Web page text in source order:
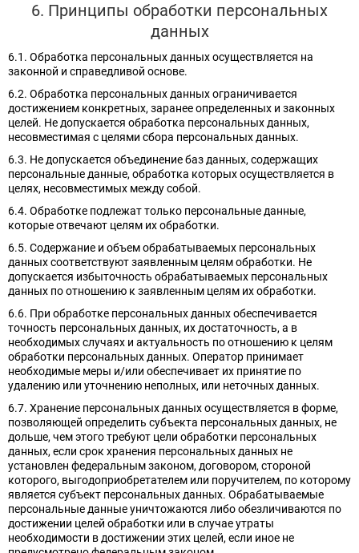
6. Принципы обработки персональных
данных
6.1. Обработка персональных данных осуществляется на
законной и справедливой основе.
6.2. Обработка персональных данных ограничивается
достижением конкретных, заранее определенных и законных
целей. Не допускается обработка персональных данных,
несовместимая с целями сбора персональных данных.
6.3. Не допускается объединение баз данных, содержащих
персональные данные, обработка которых осуществляется в
целях, несовместимых между собой.
6.4. Обработке подлежат только персональные данные,
которые отвечают целям их обработки.
6.5. Содержание и объем обрабатываемых персональных
данных соответствуют заявленным целям обработки. Не
допускается избыточность обрабатываемых персональных
данных по отношению к заявленным целям их обработки.
6.6. При обработке персональных данных обеспечивается
точность персональных данных, их достаточность, а в
необходимых случаях и актуальность по отношению к целям
обработки персональных данных. Оператор принимает
необходимые меры и/или обеспечивает их принятие по
удалению или уточнению неполных, или неточных данных.
6.7. Хранение персональных данных осуществляется в форме,
позволяющей определить субъекта персональных данных, не
дольше, чем этого требуют цели обработки персональных
данных, если срок хранения персональных данных не
установлен федеральным законом, договором, стороной
которого, выгодоприобретателем или поручителем, по которому
является субъект персональных данных. Обрабатываемые
персональные данные уничтожаются либо обезличиваются по
достижении целей обработки или в случае утраты
необходимости в достижении этих целей, если иное не